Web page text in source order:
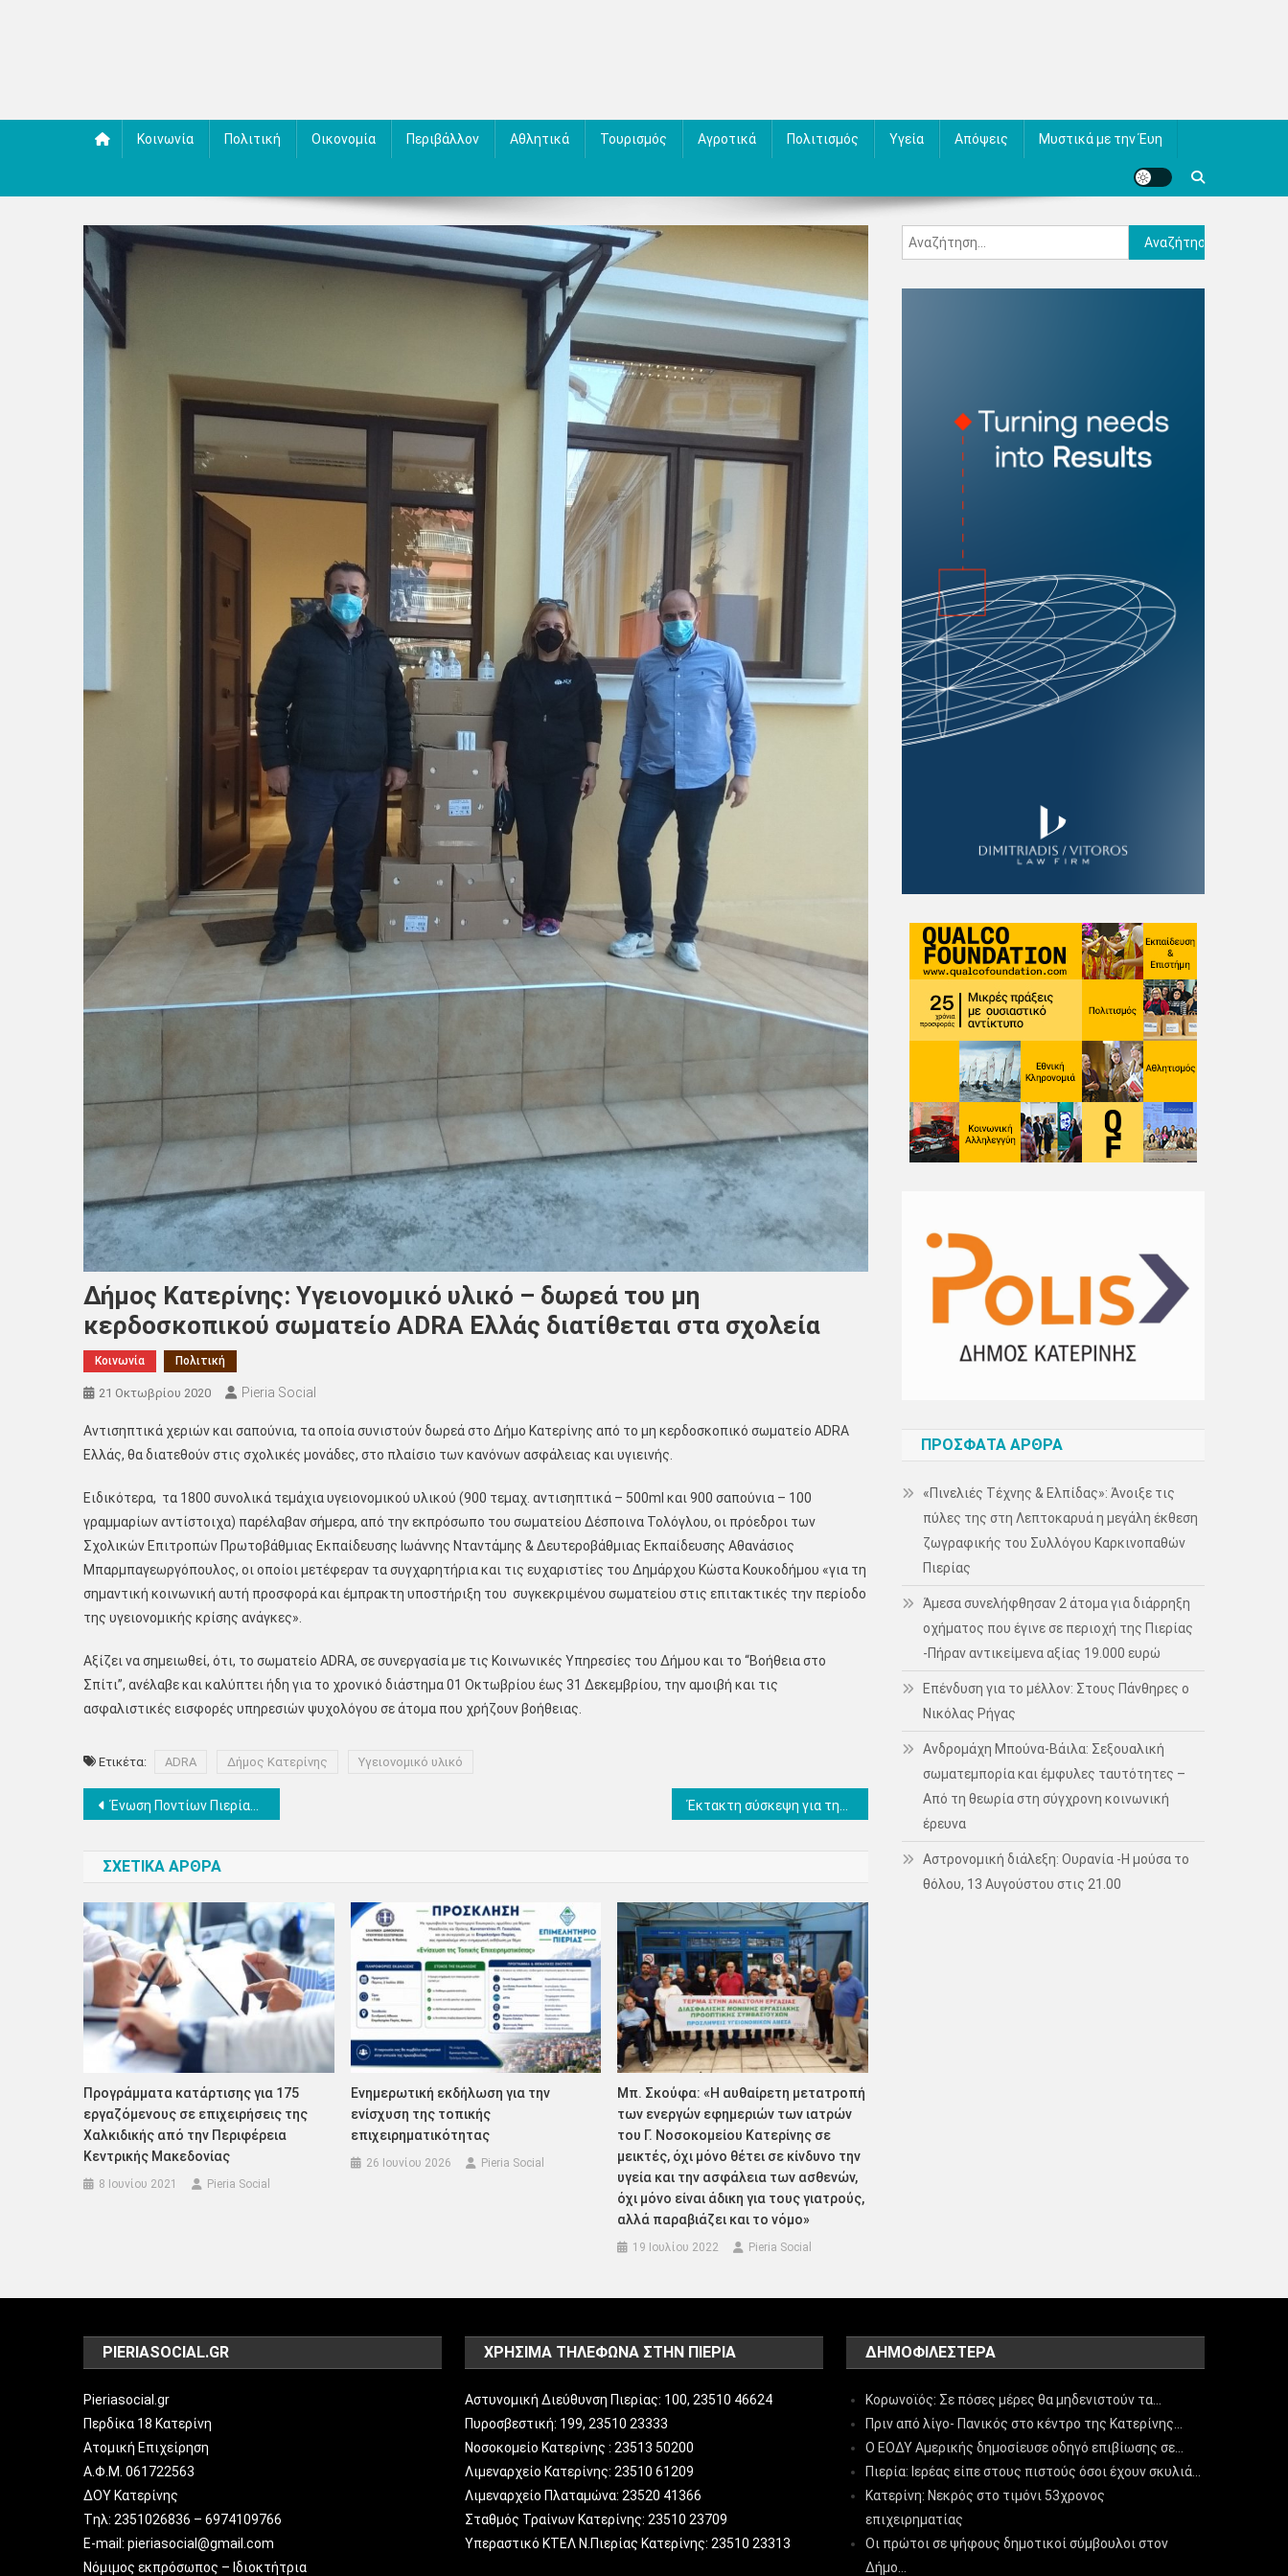
Κοινωνία Πολιτική Οικονομία Περιβάλλον Αθλητικά Τουρισμός Αγροτικά Πολιτισμός Υγεία Απόψεις Μυστικά με την Έυη
Δήμος Κατερίνης: Υγειονομικό υλικό – δωρεά του μη
κερδοσκοπικού σωματείο ADRA Ελλάς διατίθεται στα σχολεία
Κοινωνία Πολιτική
21 Οκτωβρίου 2020 Pieria Social
Αντισηπτικά χεριών και σαπούνια, τα οποία συνιστούν δωρεά στο Δήμο Κατερίνης από το μη κερδοσκοπικό σωματείο ADRA
Ελλάς, θα διατεθούν στις σχολικές μονάδες, στο πλαίσιο των κανόνων ασφάλειας και υγιεινής.
Ειδικότερα, τα 1800 συνολικά τεμάχια υγειονομικού υλικού (900 τεμαχ. αντισηπτικά – 500ml και 900 σαπούνια – 100
γραμμαρίων αντίστοιχα) παρέλαβαν σήμερα, από την εκπρόσωπο του σωματείου Δέσποινα Τολόγλου, οι πρόεδροι των
Σχολικών Επιτροπών Πρωτοβάθμιας Εκπαίδευσης Ιωάννης Νταντάμης & Δευτεροβάθμιας Εκπαίδευσης Αθανάσιος
Μπαρμπαγεωργόπουλος, οι οποίοι μετέφεραν τα συγχαρητήρια και τις ευχαριστίες του Δημάρχου Κώστα Κουκοδήμου «για τη
σημαντική κοινωνική αυτή προσφορά και έμπρακτη υποστήριξη του συγκεκριμένου σωματείου στις επιτακτικές την περίοδο
της υγειονομικής κρίσης ανάγκες».
Αξίζει να σημειωθεί, ότι, το σωματείο ADRA, σε συνεργασία με τις Κοινωνικές Υπηρεσίες του Δήμου και το “Βοήθεια στο
Σπίτι”, ανέλαβε και καλύπτει ήδη για το χρονικό διάστημα 01 Οκτωβρίου έως 31 Δεκεμβρίου, την αμοιβή και τις
ασφαλιστικές εισφορές υπηρεσιών ψυχολόγου σε άτομα που χρήζουν βοήθειας.
Ετικέτα: ADRA Δήμος Κατερίνης Υγειονομικό υλικό
Πλοήγηση
Ένωση Ποντίων Πιερίας: Έναρξη νέας πολιτιστικής χρονιάς 2020-2021
ΣΧΕΤΙΚΑ ΑΡΘΡΑ
Προγράμματα κατάρτισης για 175
εργαζόμενους σε επιχειρήσεις της
Χαλκιδικής από την Περιφέρεια
Κεντρικής Μακεδονίας
8 Ιουνίου 2021 Pieria Social
Eνημερωτική εκδήλωση για την
ενίσχυση της τοπικής
επιχειρηματικότητας
26 Ιουνίου 2026 Pieria Social
Μπ. Σκούφα: «Η αυθαίρετη μετατροπή
των ενεργών εφημεριών των ιατρών
του Γ. Νοσοκομείου Κατερίνης σε
μεικτές, όχι μόνο θέτει σε κίνδυνο την
υγεία και την ασφάλεια των ασθενών,
όχι μόνο είναι άδικη για τους γιατρούς,
αλλά παραβιάζει και το νόμο»
19 Ιουλίου 2022 Pieria Social
Αναζήτηση
για:
ΠΡΌΣΦΑΤΑ ΆΡΘΡΑ
«Πινελιές Τέχνης & Ελπίδας»: Άνοιξε τις
πύλες της στη Λεπτοκαρυά η μεγάλη έκθεση
ζωγραφικής του Συλλόγου Καρκινοπαθών
Πιερίας
Άμεσα συνελήφθησαν 2 άτομα για διάρρηξη
οχήματος που έγινε σε περιοχή της Πιερίας
-Πήραν αντικείμενα αξίας 19.000 ευρώ
Επένδυση για το μέλλον: Στους Πάνθηρες ο
Νικόλας Ρήγας
Ανδρομάχη Μπούνα-Βάιλα: Σεξουαλική
σωματεμπορία και έμφυλες ταυτότητες –
Από τη θεωρία στη σύγχρονη κοινωνική
έρευνα
Αστρονομική διάλεξη: Ουρανία -Η μούσα το
θόλου, 13 Αυγούστου στις 21.00
PIERIASOCIAL.GR
Pieriasocial.gr
Περδίκα 18 Κατερίνη
Ατομική Επιχείρηση
Α.Φ.Μ. 061722563
ΔΟΥ Κατερίνης
Tηλ: 2351026836 – 6974109766
E-mail: pieriasocial@gmail.com
Νόμιμος εκπρόσωπος – Ιδιοκτήτρια
ΧΡΗΣΙΜΑ ΤΗΛΕΦΩΝΑ ΣΤΗΝ ΠΙΕΡΙΑ
Αστυνομική Διεύθυνση Πιερίας: 100, 23510 46624
Πυροσβεστική: 199, 23510 23333
Νοσοκομείο Κατερίνης : 23513 50200
Λιμεναρχείο Κατερίνης: 23510 61209
Λιμεναρχείο Πλαταμώνα: 23520 41366
Σταθμός Τραίνων Κατερίνης: 23510 23709
Υπεραστικό ΚΤΕΛ Ν.Πιερίας Κατερίνης: 23510 23313
ΔΗΜΟΦΙΛΈΣΤΕΡΑ
Κορωνοϊός: Σε πόσες μέρες θα μηδενιστούν τα…
Πριν από λίγο- Πανικός στο κέντρο της Κατερίνης…
Ο ΕΟΔΥ Αμερικής δημοσίευσε οδηγό επιβίωσης σε…
Πιερία: Ιερέας είπε στους πιστούς όσοι έχουν σκυλιά…
Κατερίνη: Νεκρός στο τιμόνι 53χρονος
επιχειρηματίας
Οι πρώτοι σε ψήφους δημοτικοί σύμβουλοι στον
Δήμο…